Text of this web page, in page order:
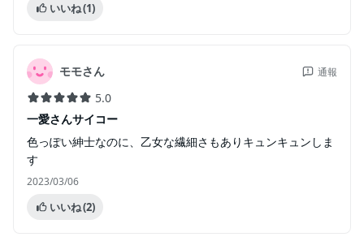
いいね(1)
モモさん 通報
5.0
一愛さんサイコー
色っぽい紳士なのに、乙女な繊細さもありキュンキュンしま
す
2023/03/06
いいね(2)